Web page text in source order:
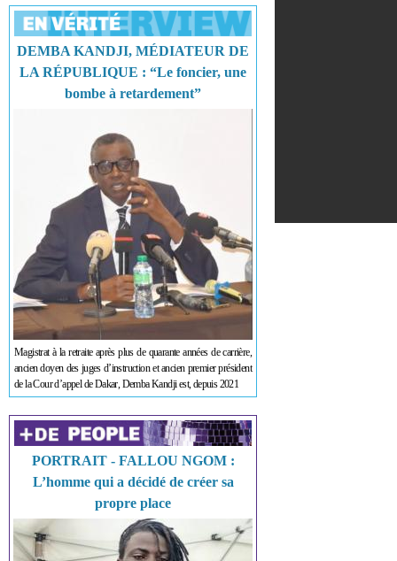
DEMBA KANDJI, MÉDIATEUR DE
LA RÉPUBLIQUE : “Le foncier, une
bombe à retardement”
Magistrat à la retraite après plus de quarante années de carrière,
ancien doyen des juges d’instruction et ancien premier président
de la Cour d’appel de Dakar, Demba Kandji est, depuis 2021
PORTRAIT - FALLOU NGOM :
L’homme qui a décidé de créer sa
propre place